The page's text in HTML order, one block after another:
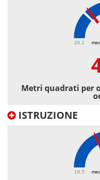
26.2
Metri quadrati per
ISTRUZIONE
16.5